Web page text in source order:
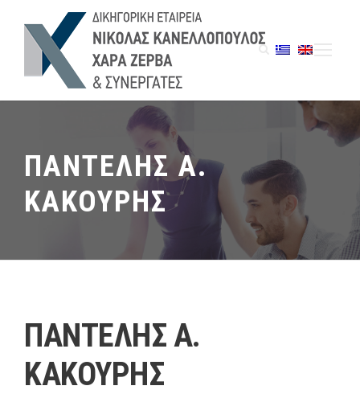
ΠΑΝΤΕΛΗΣ Α.
ΚΑΚΟΥΡΗΣ
ΠΑΝΤΕΛΗΣ Α.
ΚΑΚΟΥΡΗΣ